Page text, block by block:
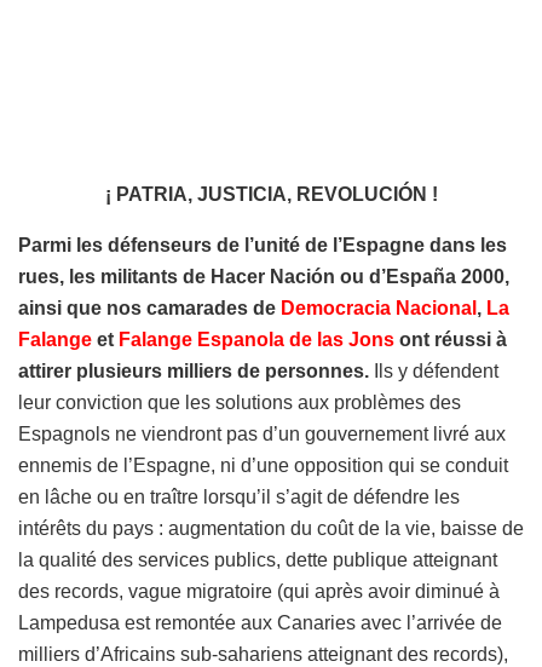
¡ PATRIA, JUSTICIA, REVOLUCIÓN !
Parmi les défenseurs de l’unité de l’Espagne dans les
rues, les militants de Hacer Nación ou d’España 2000,
ainsi que nos camarades de Democracia Nacional , La
Falange et Falange Espanola de las Jons ont réussi à
attirer plusieurs milliers de personnes. Ils y défendent
leur conviction que les solutions aux problèmes des
Espagnols ne viendront pas d’un gouvernement livré aux
ennemis de l’Espagne, ni d’une opposition qui se conduit
en lâche ou en traître lorsqu’il s’agit de défendre les
intérêts du pays : augmentation du coût de la vie, baisse de
la qualité des services publics, dette publique atteignant
des records, vague migratoire (qui après avoir diminué à
Lampedusa est remontée aux Canaries avec l’arrivée de
milliers d’Africains sub-sahariens atteignant des records),